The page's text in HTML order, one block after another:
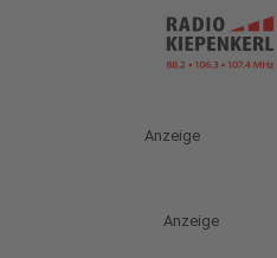
Anzeige
Anzeige